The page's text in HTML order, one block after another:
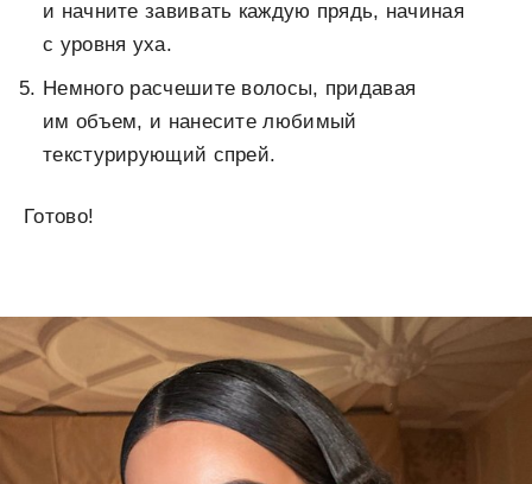
и начните завивать каждую прядь, начиная
с уровня уха.
Немного расчешите волосы, придавая
им объем, и нанесите любимый
текстурирующий спрей.
Готово!